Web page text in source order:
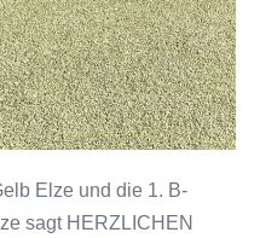
Elze und die 1. B-
sagt HERZLICHEN